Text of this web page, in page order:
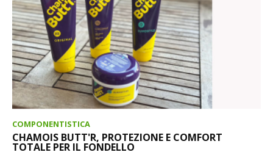
COMPONENTISTICA
CHAMOIS BUTT'R, PROTEZIONE E COMFORT
TOTALE PER IL FONDELLO